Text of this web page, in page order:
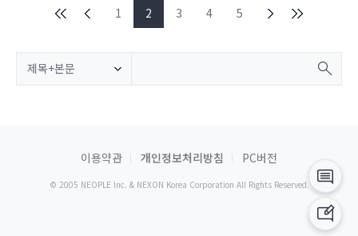
1 2 3 4 5
제목+본문
이용약관 개인정보처리방침 PC버전
© 2005 NEOPLE Inc. & NEXON Korea Corporation All Rights Reserved.